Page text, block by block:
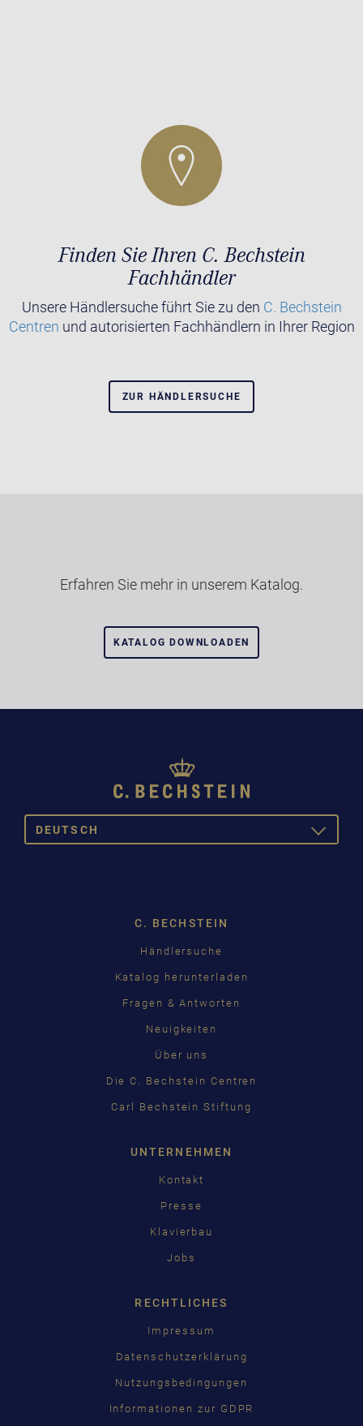
Finden Sie Ihren C. Bechstein
Fachhändler
Unsere Händlersuche führt Sie zu den C. Bechstein
Centren und autorisierten Fachhändlern in Ihrer Region
ZUR HÄNDLERSUCHE
Erfahren Sie mehr in unserem Katalog.
KATALOG DOWNLOADEN
DEUTSCH
TOGGLE
C. BECHSTEIN
Händlersuche
Katalog herunterladen
Fragen & Antworten
Neuigkeiten
Über uns
Die C. Bechstein Centren
Carl Bechstein Stiftung
UNTERNEHMEN
Kontakt
Presse
Klavierbau
Jobs
RECHTLICHES
Impressum
Datenschutzerklärung
Nutzungsbedingungen
Informationen zur GDPR